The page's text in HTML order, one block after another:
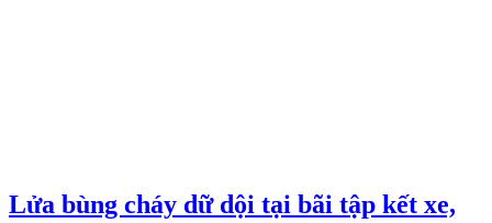
Lửa bùng cháy dữ dội tại bãi tập kết xe,